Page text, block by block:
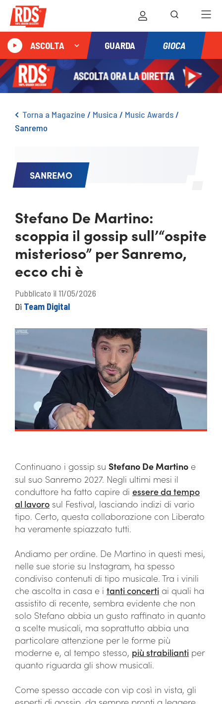
ASCOLTA GUARDA GIOCA
Torna a Magazine / Musica / Music Awards/
Sanremo
SANREMO
Stefano De Martino:
scoppia il gossip sull’“ospite
misterioso” per Sanremo,
ecco chi è
Pubblicato il 11/05/2026
Di Team Digital
Continuano i gossip su Stefano De Martino e
sul suo Sanremo 2027. Negli ultimi mesi il
conduttore ha fatto capire di essere da tempo
al lavoro sul Festival, lasciando indizi di vario
tipo. Certo, questa collaborazione con Liberato
ha veramente spiazzato tutti.
Andiamo per ordine. De Martino in questi mesi,
nelle sue storie su Instagram, ha spesso
condiviso contenuti di tipo musicale. Tra i vinili
che ascolta in casa e i tanti concerti ai quali ha
assistito di recente, sembra evidente che non
solo Stefano abbia un gusto raffinato in quanto
a scelte musicali, ma soprattutto abbia una
particolare attenzione per le forme più
moderne e, al tempo stesso, più strabilianti per
quanto riguarda gli show musicali.
Come spesso accade con vip così in vista, gli